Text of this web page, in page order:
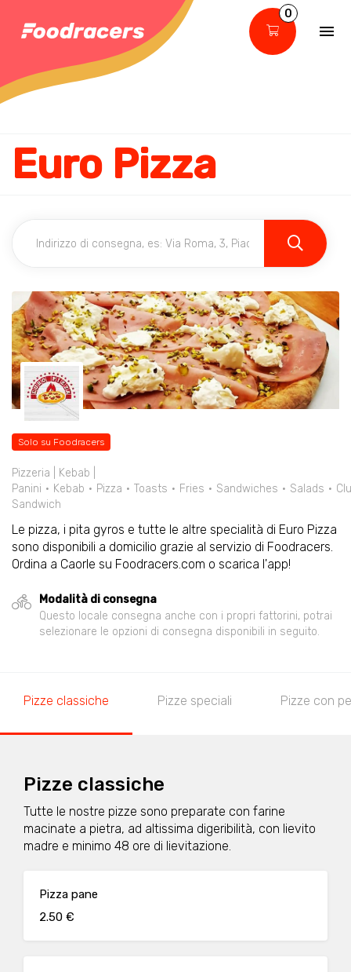
0
Euro Pizza
Solo su Foodracers
Pizzeria | Kebab |
Panini
Kebab Pizza Toasts Fries Sandwiches Salads
Sandwich
Le pizza, i pita gyros e tutte le altre specialità di Euro Pizza
sono disponibili a domicilio grazie al servizio di Foodracers.
Ordina a Caorle su Foodracers.com o scarica l'app!
Modalità di consegna
Questo locale consegna anche con i propri fattorini, potrai
selezionare le opzioni di consegna disponibili in seguito.
Pizze classiche Pizze speciali Pizze con
Pizze classiche
Tutte le nostre pizze sono preparate con farine
macinate a pietra, ad altissima digeribilità, con lievito
madre e minimo 48 ore di lievitazione.
Pizza pane
2.50 €